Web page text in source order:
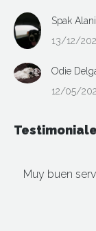
Spak
13/12/
Odie
12/05/
Muy buen